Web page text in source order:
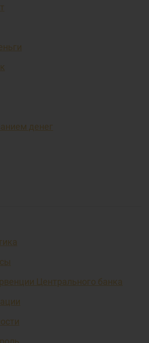
денег
Центрального банка